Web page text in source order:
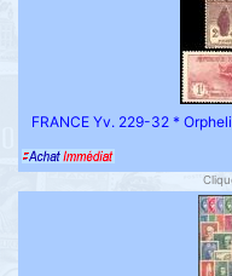
FRANCE Yv. 229-32 *